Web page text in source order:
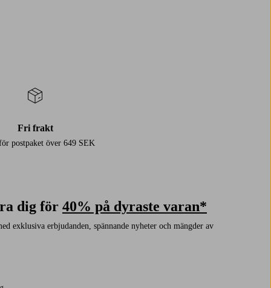
Fri frakt
postpaket över 649 SEK
dig för 40% på dyraste varan*
exklusiva erbjudanden, spännande nyheter och mängder av